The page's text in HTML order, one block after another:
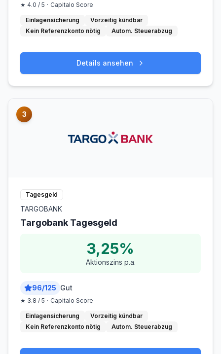
★ 4.0 / 5 · Capitalo Score
Einlagensicherung
Vorzeitig kündbar
Kein Referenzkonto nötig
Autom. Steuerabzug
Details ansehen
3
Tagesgeld
TARGOBANK
Targobank Tagesgeld
3,25%
Aktionszins p.a.
96/125 Gut
★ 3.8 / 5 · Capitalo Score
Einlagensicherung
Vorzeitig kündbar
Kein Referenzkonto nötig
Autom. Steuerabzug